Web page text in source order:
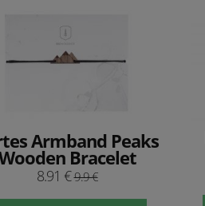
Armband Peaks
Bracelet
8.91 €9.9 €